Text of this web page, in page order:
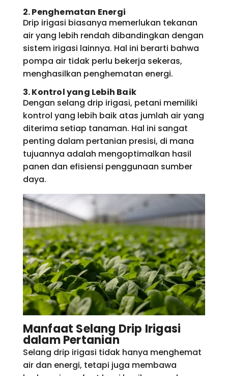
2. Penghematan Energi
Drip irigasi biasanya memerlukan tekanan
air yang lebih rendah dibandingkan dengan
sistem irigasi lainnya. Hal ini berarti bahwa
pompa air tidak perlu bekerja sekeras,
menghasilkan penghematan energi.
3. Kontrol yang Lebih Baik
Dengan selang drip irigasi, petani memiliki
kontrol yang lebih baik atas jumlah air yang
diterima setiap tanaman. Hal ini sangat
penting dalam pertanian presisi, di mana
tujuannya adalah mengoptimalkan hasil
panen dan efisiensi penggunaan sumber
daya.
Manfaat Selang Drip Irigasi
dalam Pertanian
Selang drip irigasi tidak hanya menghemat
air dan energi, tetapi juga membawa